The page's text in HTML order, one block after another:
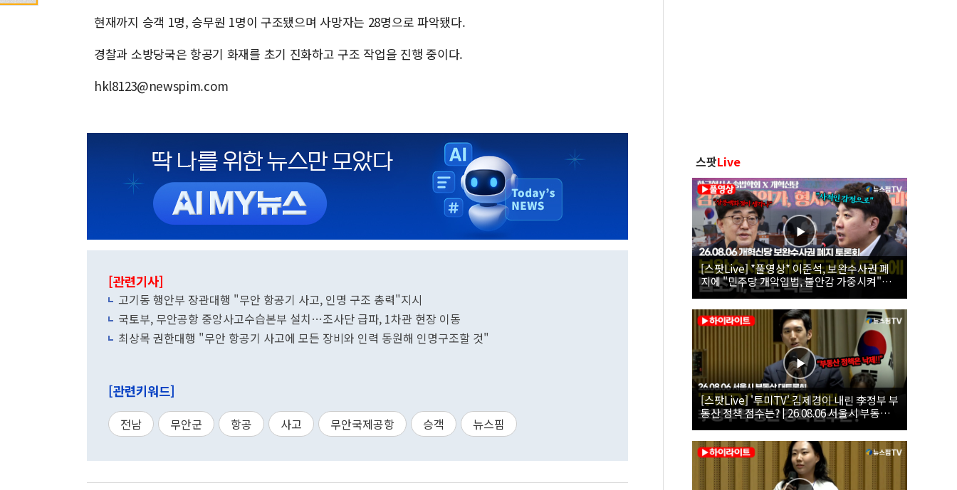
현재까지 승객 1명, 승무원 1명이 구조됐으며 사망자는 28명으로 파악됐다.
경찰과 소방당국은 항공기 화재를 초기 진화하고 구조 작업을 진행 중이다.
hkl8123@newspim.com
[관련기사]
고기동 행안부 장관대행 "무안 항공기 사고, 인명 구조 총력"지시
국토부, 무안공항 중앙사고수습본부 설치…조사단 급파, 1차관 현장 이동
최상목 권한대행 "무안 항공기 사고에 모든 장비와 인력 동원해 인명구조할 것"
[관련키워드]
전남 무안군 항공 사고 무안국제공항 승객 뉴스핌
스팟Live
[스팟Live] *풀영상* 이준석, 보완수사권 폐
지에 "민주당 개악입법, 불안감 가중시켜"｜
26.08.06 개혁신당 보완수사권 폐지 토론회
[스팟Live] '투미TV' 김제경이 내린 李정부 부
동산 정책 점수는? | 26.08.06 서울시 부동산
대토론회